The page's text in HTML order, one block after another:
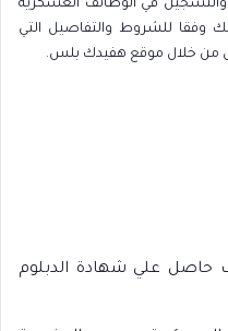
والتسجيل في الوظائف العسكرية
وفقا للشروط والتفاصيل التي
من خلال موقع هفيدك بلس.
حاصل علي شهادة الدبلوم